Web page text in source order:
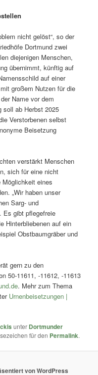
nicht gelöst“, so der
Dortmund zwei
diejenigen Menschen,
übernimmt, künftig auf
auf einer
großem Nutzen für die
Name vor dem
soll ab Herbst 2025
Verstorbenen selbst
Beisetzung
verstärkt Menschen
sich für eine nicht
eines
„Wir haben unser
Sarg- und
Es gibt pflegefreie
Hinterbliebenen auf ein
Obstbaumgräber und
gern zu den
50-11611, -11612, -11613
. Mehr zum Thema
Urnenbeisetzungen |
unter Dortmunder
für den Permalink.
von WordPress